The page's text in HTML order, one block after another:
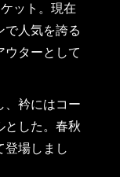
ット。現在
で人気を誇る
ウターとして
、衿にはコー
とした。春秋
登場しまし